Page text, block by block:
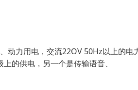
动力用电，交流22OV 50Hz以上的电
的供电，另一个是传输语音、